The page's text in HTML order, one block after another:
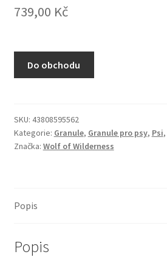
N&D Farmina pro kočky — Italské
Pamlsky pro kočky
Royal Canin pro kočky
Veterinární dieta pro kočky
739,00 Kč
Do obchodu
SKU: 43808595562
Kategorie: Granule, Granule pro psy, Psi,
Značka: Wolf of Wilderness
Popis
Popis